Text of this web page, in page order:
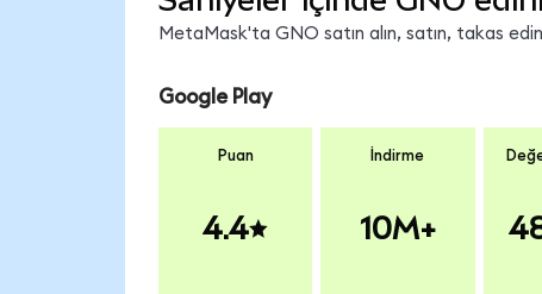
MetaMask'ta GNO satın alın, satın, takas
Google Play
Puan
4.4
İndirme
10M+